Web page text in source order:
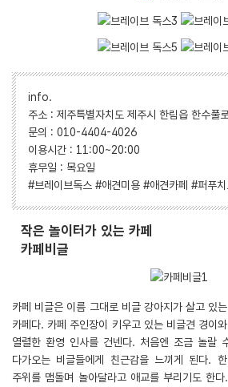
info.
주소 : 제주특별자치도 제주시 한림읍 한수풀
문의 : 010-4404-4026
이용시간 : 11:00~20:00
휴무일 : 목요일
#브레이브독스 #애견미용 #애견카페 #퍼푸
작은 놀이터가 있는 카페
카페비글
카페 비글은 이름 그대로 비글 강아지가 살고 있
카페다. 카페 주인장이 키우고 있는 비글견 경이
열렬한 환영 인사를 건넨다. 처음엔 조금 놀랄
다가오는 비글들에게 친근감을 느끼게 된다.
주위를 맴돌며 놀아달라고 애교를 부리기도 한